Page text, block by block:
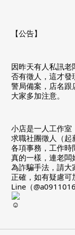
【公告】
因昨天有人私訊
否有徵人，這才發
警局備案，店名跟
大家多加注意。
小店是一人工作
求職社團徵人（起
各項事務，工作
真的一樣，連老
為詐騙手法，請
正確，如有疑慮
Line（